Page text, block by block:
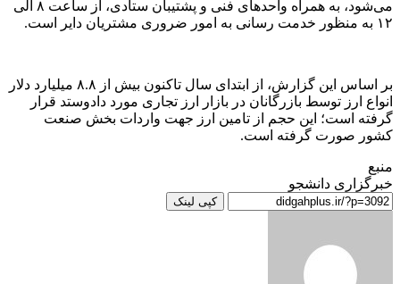
می‌شود، به همراه واحد‌های فنی و پشتیبان ستادی، از ساعت ٨ الی
۱۲ به منظور خدمت رسانی به امور ضروری مشتریان دایر است.
بر اساس این گزارش، از ابتدای سال تاکنون بیش از ۸.۸ میلیارد دلار
انواع ارز توسط بازرگانان در بازار ارز تجاری مورد دادوستد قرار
گرفته است؛ این حجم از تامین ارز جهت واردات بخش صنعت
کشور صورت گرفته است.
منبع
خبرگزاری دانشجو
کپی لینک